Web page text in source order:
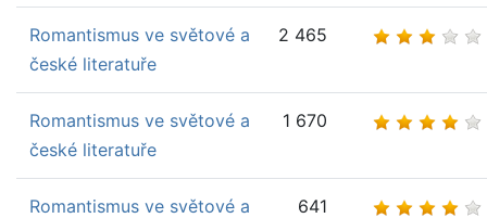
Romantismus ve světové a
české literatuře
2 465
Romantismus ve světové a
české literatuře
1 670
Romantismus ve světové a
641